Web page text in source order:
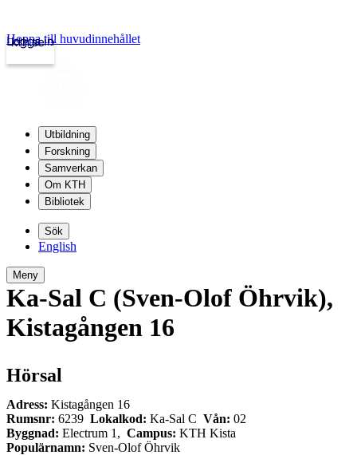
kth.se
Logga in
Hoppa till huvudinnehållet
Utbildning
Forskning
Samverkan
Om KTH
Bibliotek
Sök
English
Meny
Ka-Sal C (Sven-Olof Öhrvik),
Kistagången 16
Hörsal
Adress: Kistagången 16
Rumsnr: 6239 Lokalkod: Ka-Sal C Vån: 02
Byggnad: Electrum 1, Campus: KTH Kista
Populärnamn: Sven-Olof Öhrvik